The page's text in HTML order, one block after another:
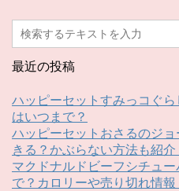
最近の投稿
ハッピーセットすみっコぐ
はいつまで？
ハッピーセットおさるのジ
きる？かぶらない方法も紹介
マクドナルドビーフシチュ
で？カロリーや売り切れ情